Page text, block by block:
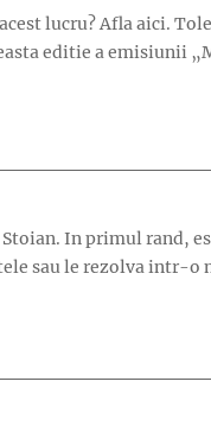
lucru? Afla aici.
editie a emisiunii
In primul rand,
sau le rezolva intr-o